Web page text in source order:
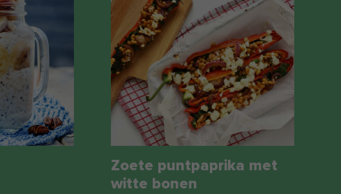
Zoete puntpaprika met
witte bonen